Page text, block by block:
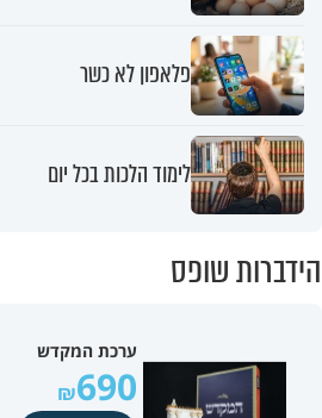
פלאפון לא כשר
לימוד הלכות בכל יום
הידברות שופס
ערכת המקדש
690